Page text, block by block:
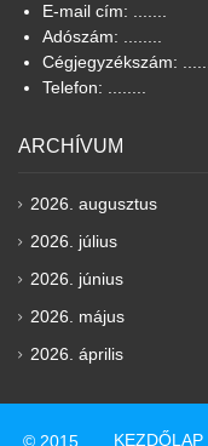
E-mail cím: .......
Adószám: ........
Cégjegyzékszám: .......
Telefon: ........
ARCHÍVUM
2026. augusztus
2026. július
2026. június
2026. május
2026. április
© 2015. KEZDŐLAP